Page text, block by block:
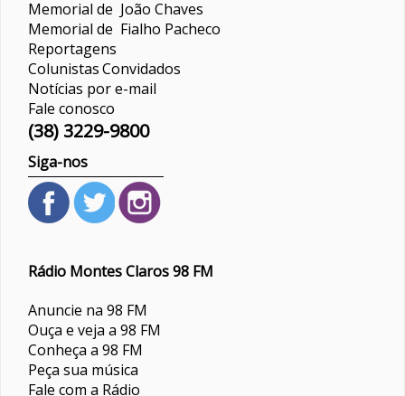
Memorial de João Chaves
Memorial de Fialho Pacheco
Reportagens
ColunistasConvidados
Notícias por e-mail
Fale conosco
(38) 3229-9800
Siga-nos
Rádio Montes Claros 98 FM
Anuncie na 98 FM
Ouça e veja a 98 FM
Conheça a 98 FM
Peça sua música
Fale com a Rádio